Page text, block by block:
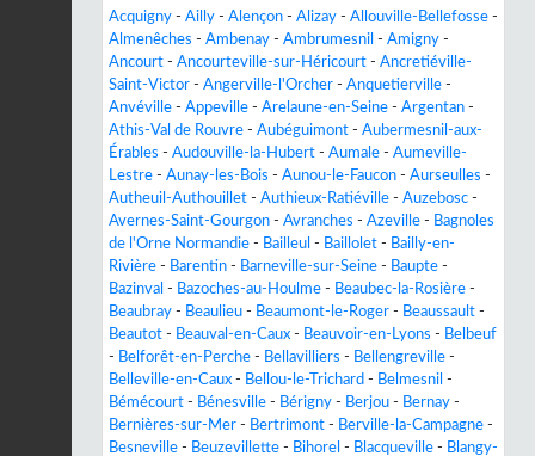
Acquigny - Ailly - Alençon - Alizay - Allouville-Bellefosse -
Almenêches - Ambenay - Ambrumesnil - Amigny -
Ancourt - Ancourteville-sur-Héricourt - Ancretiéville-
Saint-Victor - Angerville-l'Orcher - Anquetierville -
Anvéville - Appeville - Arelaune-en-Seine - Argentan -
Athis-Val de Rouvre - Aubéguimont - Aubermesnil-aux-
Érables - Audouville-la-Hubert - Aumale - Aumeville-
Lestre - Aunay-les-Bois - Aunou-le-Faucon - Aurseulles -
Autheuil-Authouillet - Authieux-Ratiéville - Auzebosc -
Avernes-Saint-Gourgon - Avranches - Azeville - Bagnoles
de l'Orne Normandie - Bailleul - Baillolet - Bailly-en-
Rivière - Barentin - Barneville-sur-Seine - Baupte -
Bazinval - Bazoches-au-Houlme - Beaubec-la-Rosière -
Beaubray - Beaulieu - Beaumont-le-Roger - Beaussault -
Beautot - Beauval-en-Caux - Beauvoir-en-Lyons - Belbeuf
- Belforêt-en-Perche - Bellavilliers - Bellengreville -
Belleville-en-Caux - Bellou-le-Trichard - Belmesnil -
Bémécourt - Bénesville - Bérigny - Berjou - Bernay -
Bernières-sur-Mer - Bertrimont - Berville-la-Campagne -
Besneville - Beuzevillette - Bihorel - Blacqueville - Blangy-